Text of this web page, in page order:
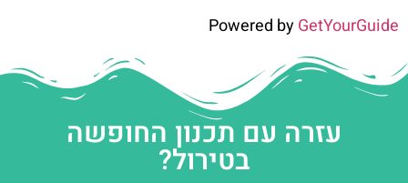
Powered byGetYourGuide
עזרה עם תכנון החופשה
בטירול?